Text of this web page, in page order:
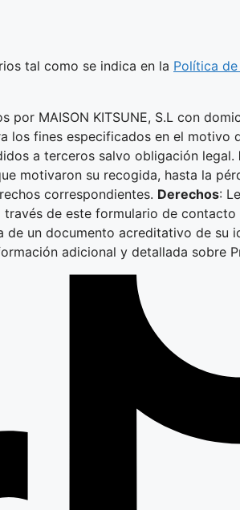
tal como se indica en la Política
por MAISON KITSUNE, S.L con
los fines especificados en el
a terceros salvo obligación legal.
motivaron su recogida, hasta la
correspondientes. Derechos:
de este formulario de
un documento acreditativo de su
adicional y detallada sobre